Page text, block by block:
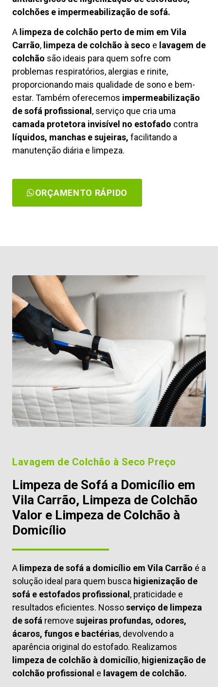
colchões e impermeabilização de sofá.
A limpeza de colchão perto de mim em Vila
Carrão, limpeza de colchão à seco e lavagem de
colchão são ideais para quem sofre com
problemas respiratórios, alergias e rinite,
proporcionando mais qualidade de sono e bem-
estar. Também oferecemos impermeabilização
de sofá profissional , serviço que cria uma
camada protetora invisível no estofado contra
líquidos, manchas e sujeiras, facilitando a
manutenção diária e limpeza.
ORÇAMENTO RÁPIDO
Lavagem de Colchão à Seco Preço
Limpeza de Sofá a Domicílio em
Vila Carrão, Limpeza de Colchão
Valor e Limpeza de Colchão à
Domicílio
A limpeza de sofá a domicílio em Vila Carrão é a
solução ideal para quem busca higienização de
sofá e estofados profissional, praticidade e
resultados eficientes. Nossoserviço de limpeza
de sofá remove sujeiras profundas, odores,
ácaros, fungos e bactérias, devolvendo a
aparência original do estofado. Realizamos
limpeza de colchão à domicílio, higienização de
colchão profissional e lavagem de colchão.